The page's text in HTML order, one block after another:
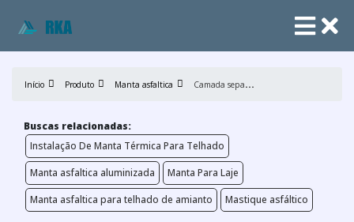
Início Produto Manta asfaltica C
amada separadora manta asfaltica
Buscas relacionadas:
Instalação De Manta Térmica Para Telhado
Manta asfaltica aluminizada
Manta Para Laje
Manta asfaltica para telhado de amianto
Mastique asfáltico